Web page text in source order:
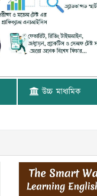
উচ্চ মাধ্যমিক